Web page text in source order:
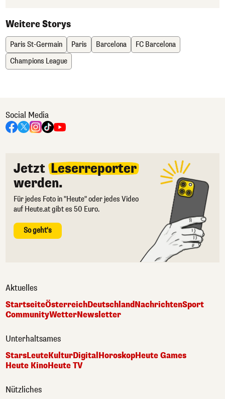
Weitere Storys
Paris St-Germain Paris Barcelona
FC Barcelona
Champions League
Social Media
Jetzt Leserreporter
werden.
Für jedes Foto in "Heute" oder jedes Video
auf Heute.at gibt es 50 Euro.
So geht's
Aktuelles
StartseiteÖsterreichDeutschlandNachrichtenSport
CommunityWetterNewsletter
Unterhaltsames
StarsLeuteKulturDigitalHoroskopHeute Games
Heute KinoHeute TV
Nützliches